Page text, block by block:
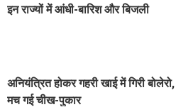
इन राज्यों में आंधी-बारिश और बिजली
अनियंत्रित होकर गहरी खाई में गिरी बोलेरो,
मच गई चीख-पुकार